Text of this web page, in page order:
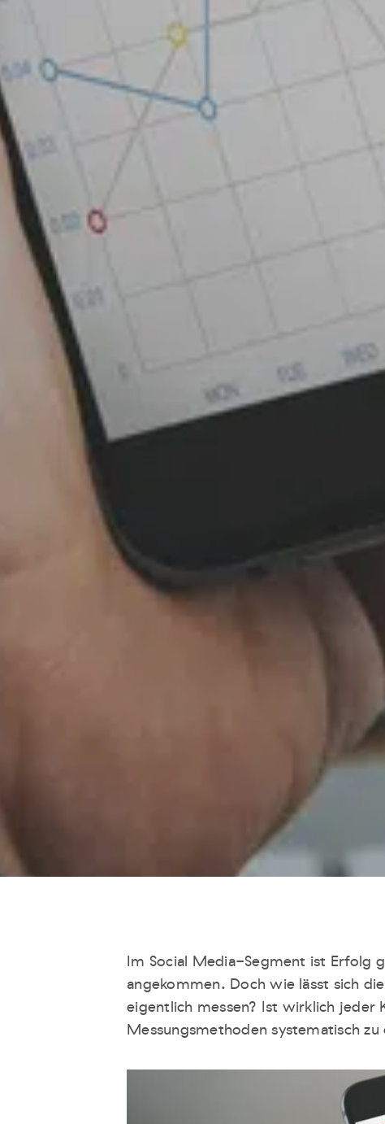
Im Social Media-Segment ist Erfolg
angekommen. Doch wie lässt sich
eigentlich messen? Ist wirklich jeder
Messungsmethoden systematisch